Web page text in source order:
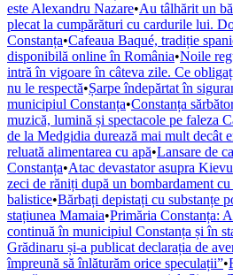
este Alexandru Nazare•Au tâlhărit un
plecat la cumpărături cu cardurile lui.
Constanța•Cafeaua Baqué, tradiție
disponibilă online în România•Noile
intră în vigoare în câteva zile. Ce
nu le respectă•Șarpe îndepărtat în
municipiul Constanța•Constanța
muzică, lumină și spectacole pe faleza
de la Medgidia durează mai mult decât
reluată alimentarea cu apă•Lansare de
Constanța•Atac devastator asupra
zeci de răniți după un bombardament
balistice•Bărbați depistați cu substanțe
stațiunea Mamaia•Primăria Constanța:
continuă în municipiul Constanța și în
Grădinaru și-a publicat declarația de
împreună să înlăturăm orice speculații”•